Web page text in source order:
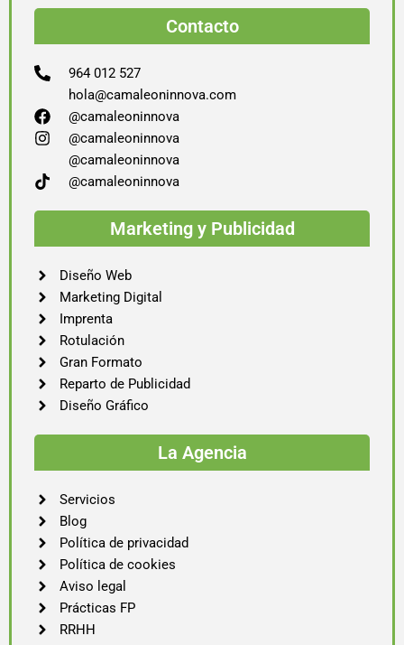
Contacto
964 012 527
hola@camaleoninnova.com
@camaleoninnova
@camaleoninnova
@camaleoninnova
@camaleoninnova
Marketing y Publicidad
Diseño Web
Marketing Digital
Imprenta
Rotulación
Gran Formato
Reparto de Publicidad
Diseño Gráfico
La Agencia
Servicios
Blog
Política de privacidad
Política de cookies
Aviso legal
Prácticas FP
RRHH